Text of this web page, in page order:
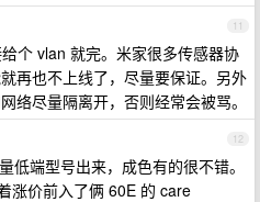
11
个 vlan 就完。米家很多传感器协
再也不上线了，尽量要保证。另外
络尽量隔离开，否则经常会被骂。
12
低端型号出来，成色有的很不错。
涨价前入了俩 60E 的 care